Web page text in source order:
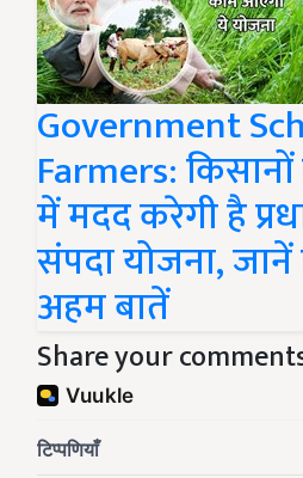
Government
Farmers:
में मदद करेगी है
संपदा योजना,
अहम बातें
Share your